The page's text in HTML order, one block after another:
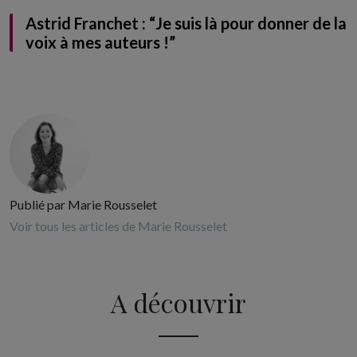
Astrid Franchet : “Je suis là pour donner de la
voix à mes auteurs !”
Publié par Marie Rousselet
Voir tous les articles de Marie Rousselet
A découvrir